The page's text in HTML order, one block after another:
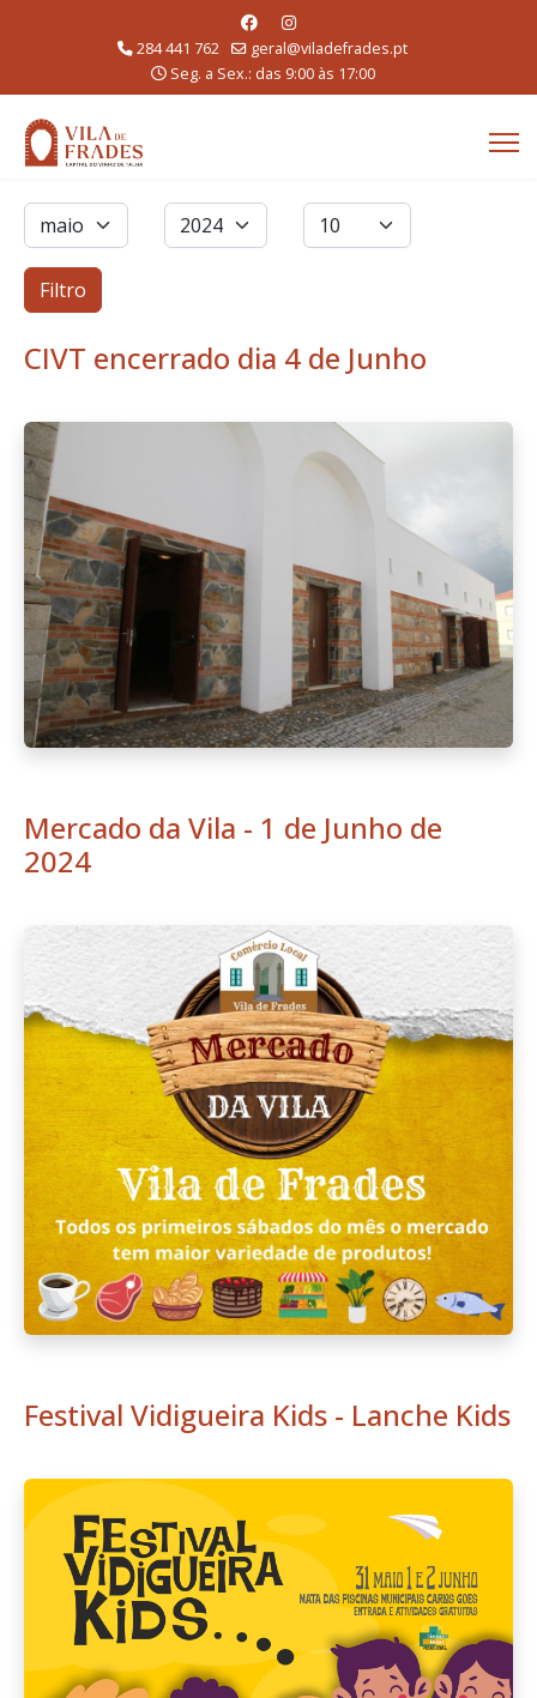
284 441 762
geral@viladefrades.pt
Seg. a Sex.: das 9:00 às 17:00
Filtros
Mês Ano Qtd. a exibir
Filtro
CIVT encerrado dia 4 de Junho
Mercado da Vila - 1 de Junho de
2024
Festival Vidigueira Kids - Lanche Kids